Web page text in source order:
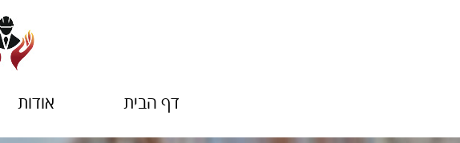
דף הבית אודות